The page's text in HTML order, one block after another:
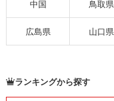
中国 鳥取県
広島県 山口県
ランキングから探す